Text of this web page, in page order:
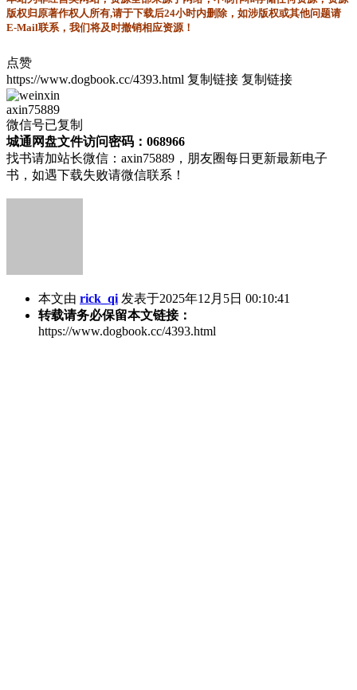
版权归原著作权人所有,请于下载后24小时内删除，如涉版权或其他问题请
E-Mail联系，我们将及时撤销相应资源！
点赞
https://www.dogbook.cc/4393.html 复制链接 复制链接
axin75889
微信号已复制
城通网盘文件访问密码：068966
找书请加站长微信：axin75889，朋友圈每日更新最新电子
书，如遇下载失败请微信联系！
本文由 rick_qi 发表于2025年12月5日 00:10:41
转载请务必保留本文链接：
https://www.dogbook.cc/4393.html